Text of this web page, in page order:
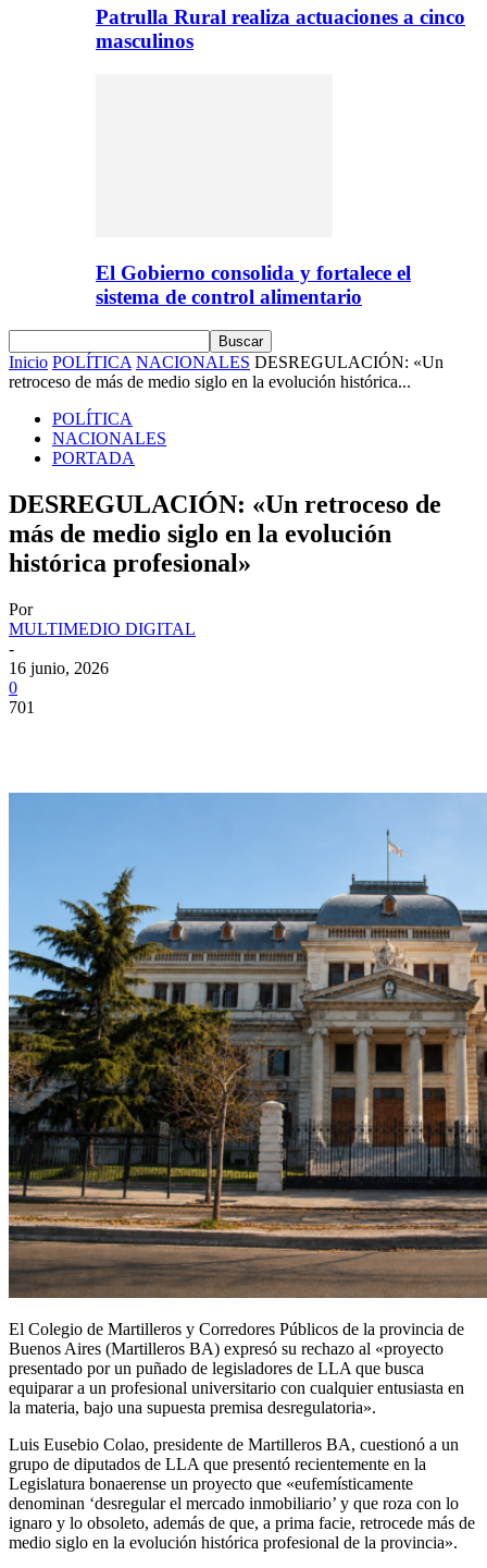
Patrulla Rural realiza actuaciones a cinco
masculinos
El Gobierno consolida y fortalece el
sistema de control alimentario
Inicio POLÍTICA NACIONALES DESREGULACIÓN: «Un
retroceso de más de medio siglo en la evolución histórica...
POLÍTICA
NACIONALES
PORTADA
DESREGULACIÓN: «Un retroceso de
más de medio siglo en la evolución
histórica profesional»
Por
MULTIMEDIO DIGITAL
-
16 junio, 2026
0
701
El Colegio de Martilleros y Corredores Públicos de la provincia de
Buenos Aires (Martilleros BA) expresó su rechazo al «proyecto
presentado por un puñado de legisladores de LLA que busca
equiparar a un profesional universitario con cualquier entusiasta en
la materia, bajo una supuesta premisa desregulatoria».
Luis Eusebio Colao, presidente de Martilleros BA, cuestionó a un
grupo de diputados de LLA que presentó recientemente en la
Legislatura bonaerense un proyecto que «eufemísticamente
denominan ‘desregular el mercado inmobiliario’ y que roza con lo
ignaro y lo obsoleto, además de que, a prima facie, retrocede más de
medio siglo en la evolución histórica profesional de la provincia».